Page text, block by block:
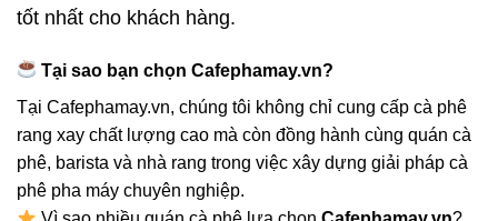
tốt nhất cho khách hàng.
Tại sao bạn chọn Cafephamay.vn?
Tại Cafephamay.vn, chúng tôi không chỉ cung cấp cà phê
rang xay chất lượng cao mà còn đồng hành cùng quán cà
phê, barista và nhà rang trong việc xây dựng giải pháp cà
phê pha máy chuyên nghiệp.